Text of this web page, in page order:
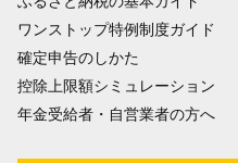
ワンストップ特例制度ガイド
確定申告のしかた
控除上限額シミュレーション
年金受給者・自営業者の方へ